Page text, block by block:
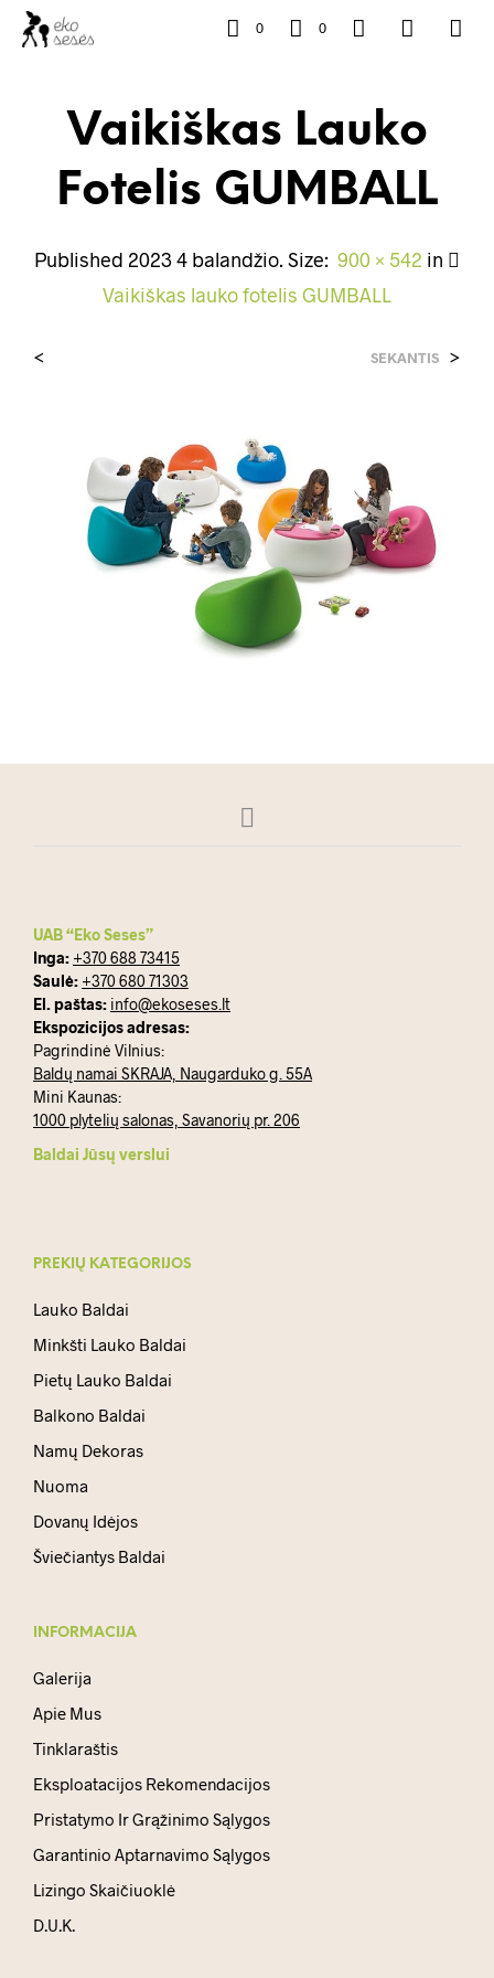
0 0
Vaikiškas Lauko
Fotelis GUMBALL
Published 2023 4 balandžio. Size: 900 × 542 in
Vaikiškas lauko fotelis GUMBALL
< SEKANTIS >
UAB “Eko Seses”
Inga: +370 688 73415
Saulė: +370 680 71303
El. paštas: info@ekoseses.lt
Ekspozicijos adresas:
Pagrindinė Vilnius:
Baldų namai SKRAJA, Naugarduko g. 55A
Mini Kaunas:
1000 plytelių salonas, Savanorių pr. 206
Baldai Jūsų verslui
PREKIŲ KATEGORIJOS
Lauko Baldai
Minkšti Lauko Baldai
Pietų Lauko Baldai
Balkono Baldai
Namų Dekoras
Nuoma
Dovanų Idėjos
Šviečiantys Baldai
INFORMACIJA
Galerija
Apie Mus
Tinklaraštis
Eksploatacijos Rekomendacijos
Pristatymo Ir Grąžinimo Sąlygos
Garantinio Aptarnavimo Sąlygos
Lizingo Skaičiuoklė
D.U.K.